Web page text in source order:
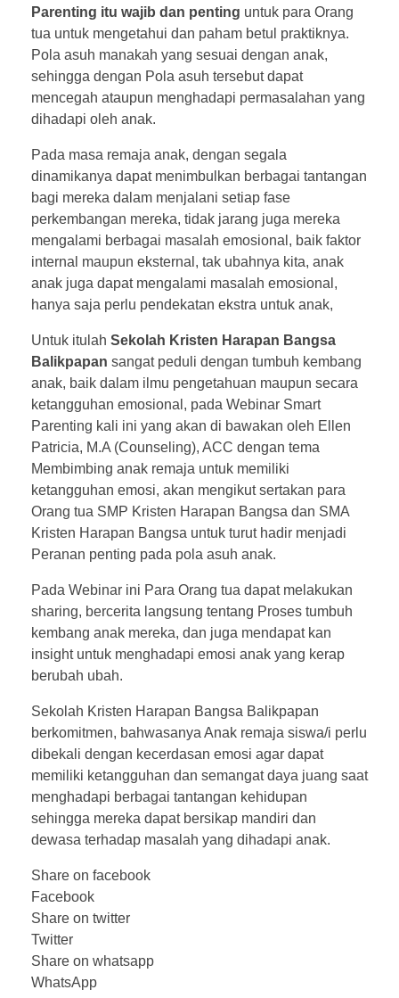
Parenting itu wajib dan penting untuk para Orang
tua untuk mengetahui dan paham betul praktiknya.
Pola asuh manakah yang sesuai dengan anak,
sehingga dengan Pola asuh tersebut dapat
mencegah ataupun menghadapi permasalahan yang
dihadapi oleh anak.
Pada masa remaja anak, dengan segala
dinamikanya dapat menimbulkan berbagai tantangan
bagi mereka dalam menjalani setiap fase
perkembangan mereka, tidak jarang juga mereka
mengalami berbagai masalah emosional, baik faktor
internal maupun eksternal, tak ubahnya kita, anak
anak juga dapat mengalami masalah emosional,
hanya saja perlu pendekatan ekstra untuk anak,
Untuk itulah Sekolah Kristen Harapan Bangsa
Balikpapan sangat peduli dengan tumbuh kembang
anak, baik dalam ilmu pengetahuan maupun secara
ketangguhan emosional, pada Webinar Smart
Parenting kali ini yang akan di bawakan oleh Ellen
Patricia, M.A (Counseling), ACC dengan tema
Membimbing anak remaja untuk memiliki
ketangguhan emosi, akan mengikut sertakan para
Orang tua SMP Kristen Harapan Bangsa dan SMA
Kristen Harapan Bangsa untuk turut hadir menjadi
Peranan penting pada pola asuh anak.
Pada Webinar ini Para Orang tua dapat melakukan
sharing, bercerita langsung tentang Proses tumbuh
kembang anak mereka, dan juga mendapat kan
insight untuk menghadapi emosi anak yang kerap
berubah ubah.
Sekolah Kristen Harapan Bangsa Balikpapan
berkomitmen, bahwasanya Anak remaja siswa/i perlu
dibekali dengan kecerdasan emosi agar dapat
memiliki ketangguhan dan semangat daya juang saat
menghadapi berbagai tantangan kehidupan
sehingga mereka dapat bersikap mandiri dan
dewasa terhadap masalah yang dihadapi anak.
Share on facebook
Facebook
Share on twitter
Twitter
Share on whatsapp
WhatsApp